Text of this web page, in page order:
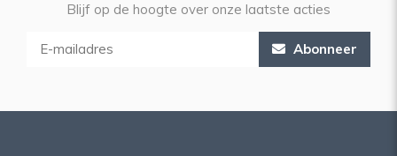
Blijf op de hoogte over onze laatste acties
Abonneer